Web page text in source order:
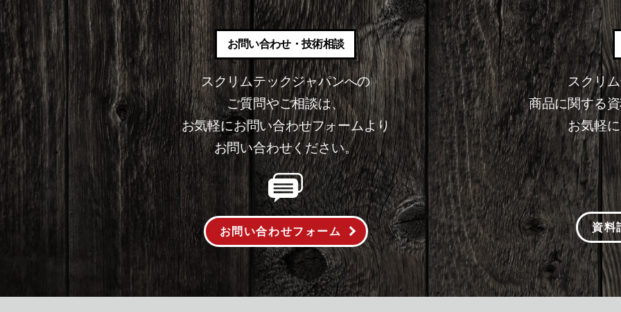
お問い合わせ・技術相談
スクリムテックジャパンへの
ご質問やご相談は、
お気軽にお問い合わせフォームより
お問い合わせください。
お問い合わせフォーム
スクリ
商品に関する
お気軽
資料